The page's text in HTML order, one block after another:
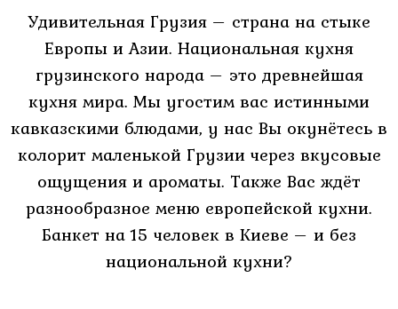
свадьба
Корпоратив
День
рождение
Крестины
Удивительная Грузия – страна на стыке
Европы и Азии. Национальная кухня
грузинского народа – это древнейшая
кухня мира. Мы угостим вас истинными
кавказскими блюдами, у нас Вы окунётесь в
колорит маленькой Грузии через вкусовые
ощущения и ароматы. Также Вас ждёт
разнообразное меню европейской кухни.
Банкет на 15 человек в Киеве – и без
национальной кухни?